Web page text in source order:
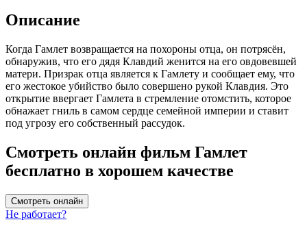
Описание
Когда Гамлет возвращается на похороны отца, он потрясён,
обнаружив, что его дядя Клавдий женится на его овдовевшей
матери. Призрак отца является к Гамлету и сообщает ему, что
его жестокое убийство было совершено рукой Клавдия. Это
открытие ввергает Гамлета в стремление отомстить, которое
обнажает гниль в самом сердце семейной империи и ставит
под угрозу его собственный рассудок.
Смотреть онлайн фильм Гамлет
бесплатно в хорошем качестве
Смотреть онлайн
Не работает?